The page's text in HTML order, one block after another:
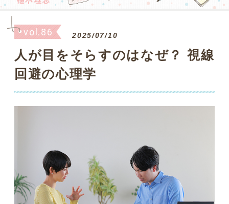
回避の心理学
動きとは？
会話をしているときに、「ふと視線を外
す」「瞳の位置が何だか定まらない」
「正面にいても、終始目を合わせずに話